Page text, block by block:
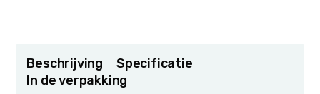
Beschrijving
Specificatie
In de verpakking